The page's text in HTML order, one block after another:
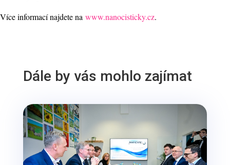
Více informací najdete na www.nanocisticky.cz.
Dále by vás mohlo zajímat